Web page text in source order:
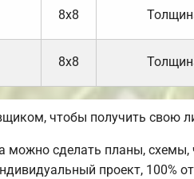
8х8
8х8
чтобы получить свою
можно сделать планы,
проект, 100%